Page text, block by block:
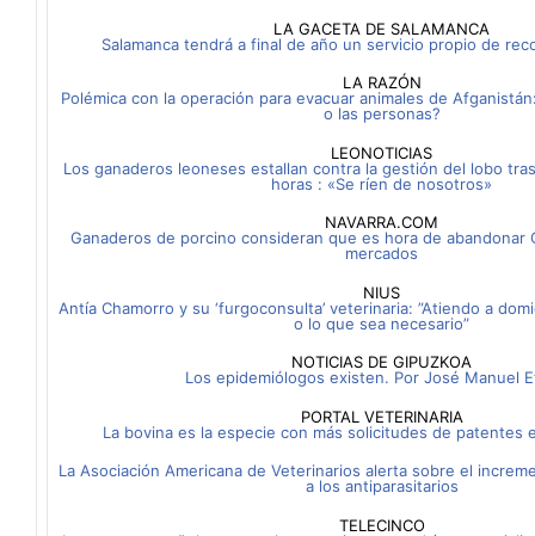
LA GACETA DE SALAMANCA
Salamanca tendrá a final de año un servicio propio de
LA RAZÓN
Polémica con la operación para evacuar animales de
o las personas?
LEONOTICIAS
Los ganaderos leoneses estallan contra la gestión del lobo
horas : «Se ríen de nosotros»
NAVARRA.COM
Ganaderos de porcino consideran que es hora de abandonar
mercados
NIUS
Antía Chamorro y su ‘furgoconsulta’ veterinaria: ”Atiendo a
o lo que sea necesario”
NOTICIAS DE GIPUZKOA
Los epidemiólogos existen. Por José Manuel
PORTAL VETERINARIA
La bovina es la especie con más solicitudes de patentes
La Asociación Americana de Veterinarios alerta sobre el
a los antiparasitarios
TELECINCO